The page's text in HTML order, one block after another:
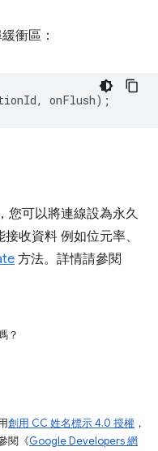
衝區：
, onFlush);
您可以將連線設為永久
收資料 例如位元率、
方法。詳情請參閱
？
創用 CC 姓名標示 4.0 授權 ，
閱《Google Developers 網